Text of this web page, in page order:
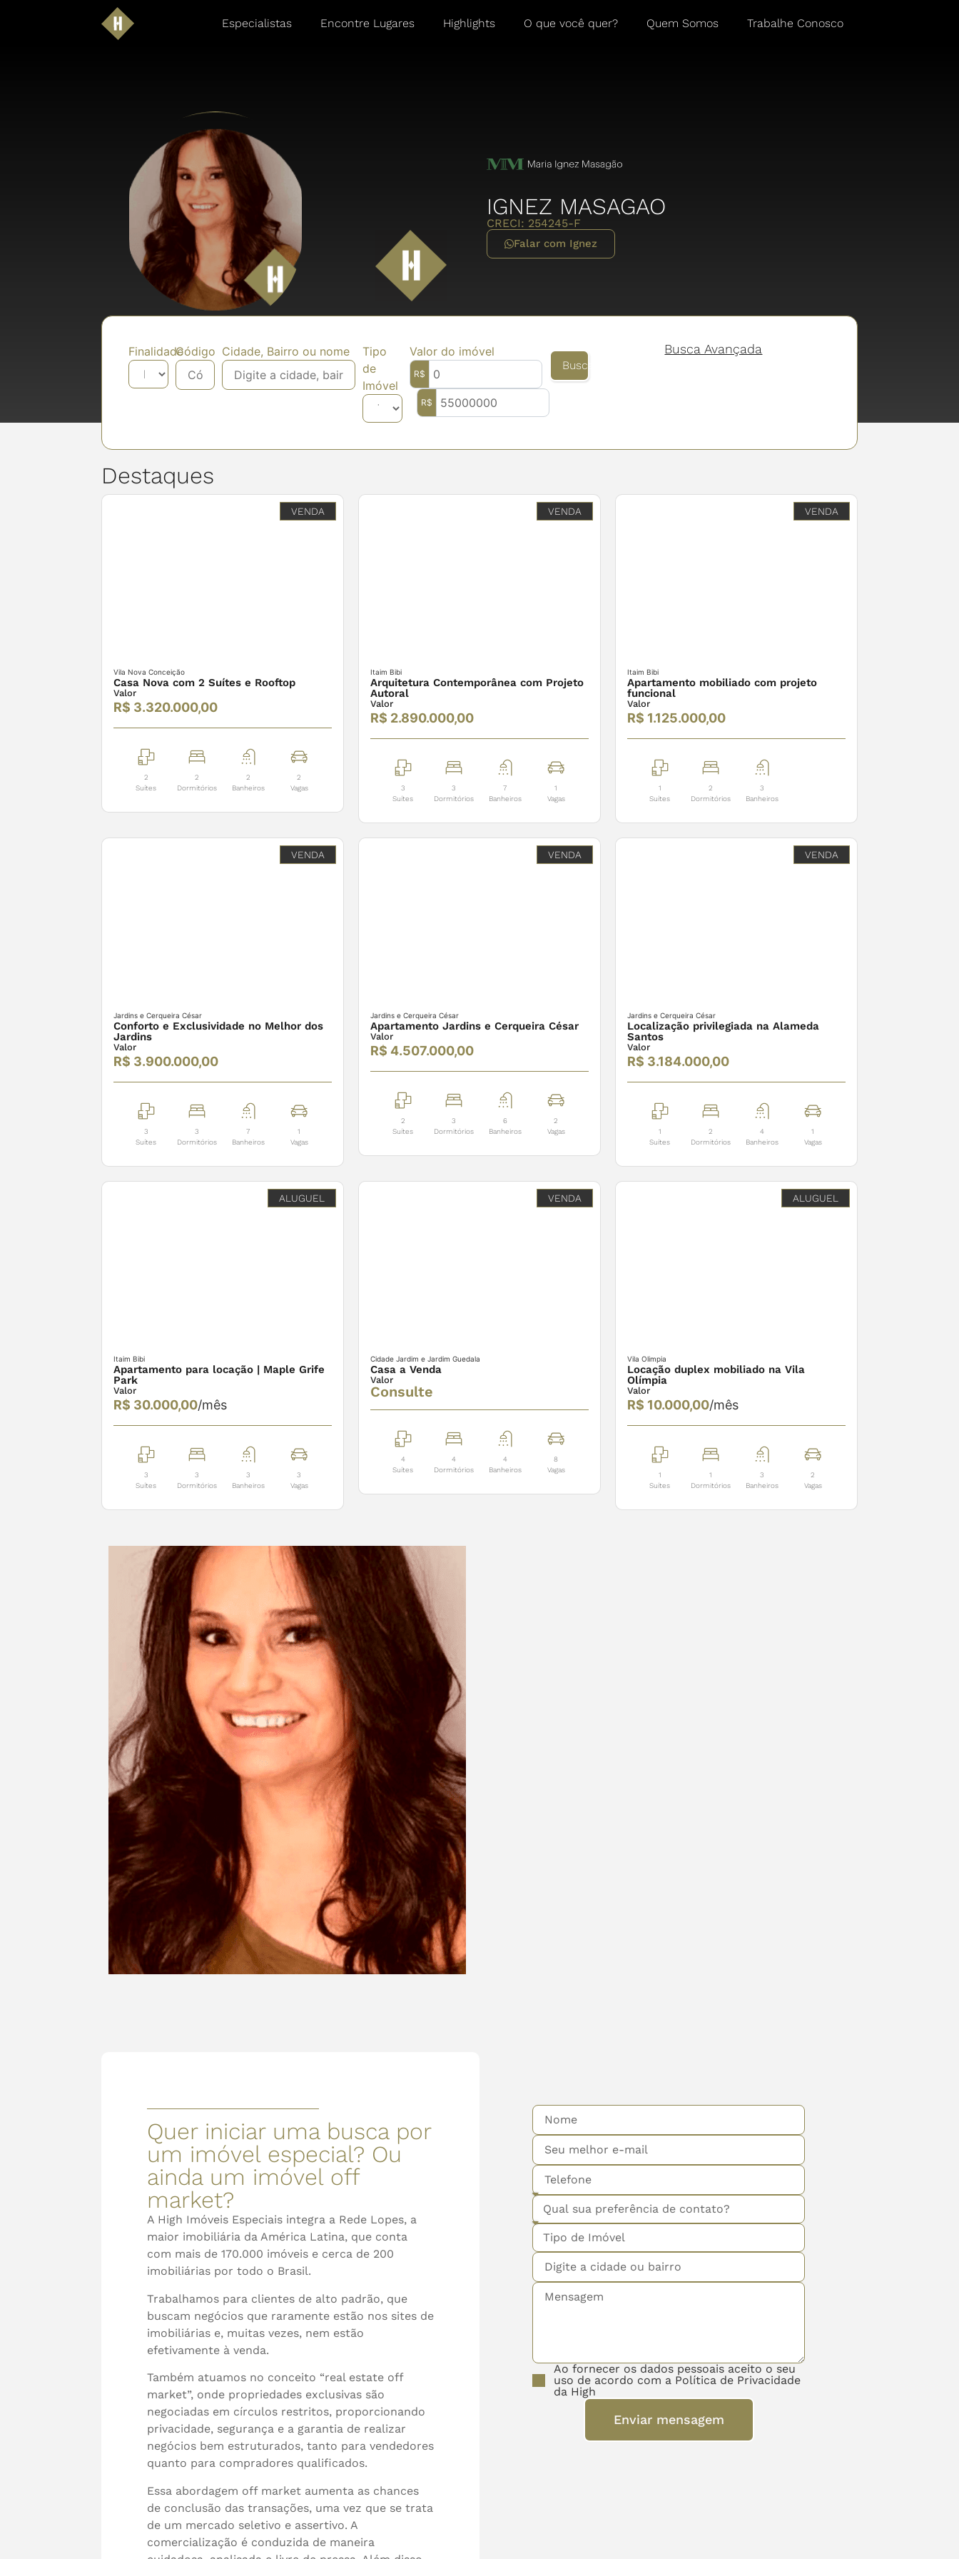
Especialistas Encontre Lugares Highlights O que você quer? Quem Somos Trabalhe Conosco
IGNEZ MASAGAO
CRECI: 254245-F
Falar com Ignez
FinalidadeCódigo Cidade, Bairro ou nome
Tipo
de
Imóvel
Valor do imóvel
R$
R$
Buscar Imóveis
Busca Avançada
Destaques
VENDA
Vila Nova Conceição
Casa Nova com 2 Suítes e Rooftop
Valor
R$ 3.320.000,00
2
Suítes
2
Dormitórios
2
Banheiros
2
Vagas
VENDA
Itaim Bibi
Arquitetura Contemporânea com Projeto
Autoral
Valor
R$ 2.890.000,00
3
Suítes
3
Dormitórios
7
Banheiros
1
Vagas
VENDA
Itaim Bibi
Apartamento mobiliado com projeto
funcional
Valor
R$ 1.125.000,00
1
Suítes
2
Dormitórios
3
Banheiros
VENDA
Jardins e Cerqueira César
Conforto e Exclusividade no Melhor dos
Jardins
Valor
R$ 3.900.000,00
3
Suítes
3
Dormitórios
7
Banheiros
1
Vagas
VENDA
Jardins e Cerqueira César
Apartamento Jardins e Cerqueira César
Valor
R$ 4.507.000,00
2
Suítes
3
Dormitórios
6
Banheiros
2
Vagas
VENDA
Jardins e Cerqueira César
Localização privilegiada na Alameda
Santos
Valor
R$ 3.184.000,00
1
Suítes
2
Dormitórios
4
Banheiros
1
Vagas
ALUGUEL
Itaim Bibi
Apartamento para locação | Maple Grife
Park
Valor
R$ 30.000,00/mês
3
Suítes
3
Dormitórios
3
Banheiros
3
Vagas
VENDA
Cidade Jardim e Jardim Guedala
Casa a Venda
Valor
Consulte
4
Suítes
4
Dormitórios
4
Banheiros
8
Vagas
ALUGUEL
Vila Olimpia
Locação duplex mobiliado na Vila
Olímpia
Valor
R$ 10.000,00/mês
1
Suítes
1
Dormitórios
3
Banheiros
2
Vagas
Quer iniciar uma busca por
um imóvel especial? Ou
ainda um imóvel off
market?
A High Imóveis Especiais integra a Rede Lopes, a
maior imobiliária da América Latina, que conta
com mais de 170.000 imóveis e cerca de 200
imobiliárias por todo o Brasil.
Trabalhamos para clientes de alto padrão, que
buscam negócios que raramente estão nos sites de
imobiliárias e, muitas vezes, nem estão
efetivamente à venda.
Também atuamos no conceito “real estate off
market”, onde propriedades exclusivas são
negociadas em círculos restritos, proporcionando
privacidade, segurança e a garantia de realizar
negócios bem estruturados, tanto para vendedores
quanto para compradores qualificados.
Essa abordagem off market aumenta as chances
de conclusão das transações, uma vez que se trata
de um mercado seletivo e assertivo. A
comercialização é conduzida de maneira
Ao fornecer os dados pessoais aceito o seu
uso de acordo com a Política de Privacidade
da High
Enviar mensagem